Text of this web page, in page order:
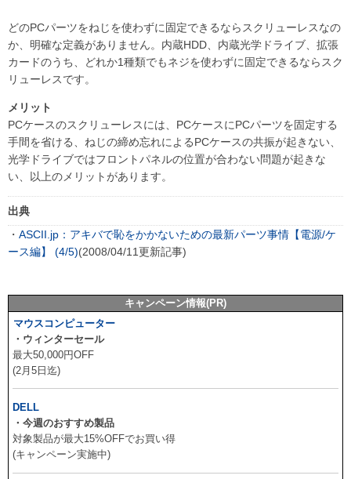
どのPCパーツをねじを使わずに固定できるならスクリューレスなの
か、明確な定義がありません。内蔵HDD、内蔵光学ドライブ、拡張
カードのうち、どれか1種類でもネジを使わずに固定できるならスク
リューレスです。
メリット
PCケースのスクリューレスには、PCケースにPCパーツを固定する
手間を省ける、ねじの締め忘れによるPCケースの共振が起きない、
光学ドライブではフロントパネルの位置が合わない問題が起きな
い、以上のメリットがあります。
出典
・ ASCII.jp：アキバで恥をかかないための最新パーツ事情【電源/ケ
ース編】 (4/5)(2008/04/11更新記事)
キャンペーン情報(PR)
マウスコンピューター
・ウィンターセール
最大50,000円OFF
(2月5日迄)
DELL
・今週のおすすめ製品
対象製品が最大15%OFFでお買い得
(キャンペーン実施中)